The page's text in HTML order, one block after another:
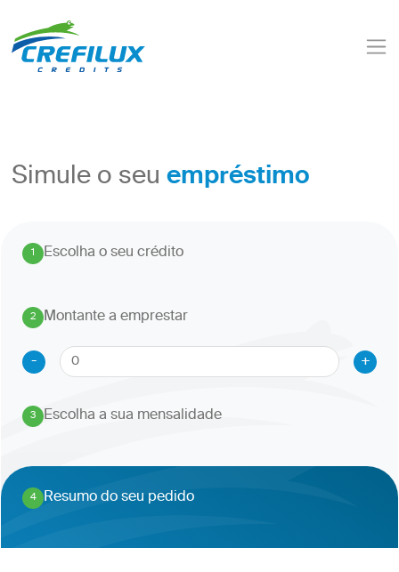
Simule o seuempréstimo
1. Escolha o seu crédito
2
.
Montante a emprestar
-
+
3
. Escolha a sua mensalidade
4
. Resumo do seu pedido